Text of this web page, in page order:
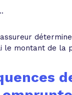
le montant de la